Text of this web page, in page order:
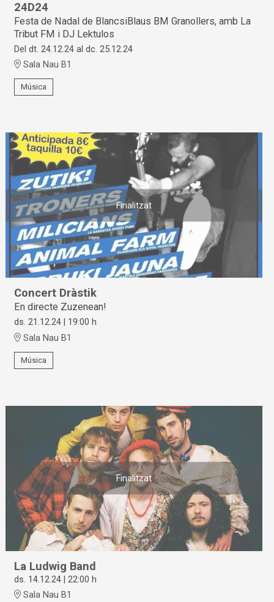
24D24
Festa de Nadal de BlancsiBlaus BM Granollers, amb La
Tribut FM i DJ Lektulos
Del dt. 24.12.24 al dc. 25.12.24
Sala Nau B1
Música
Finalitzat
Concert Dràstik
En directe Zuzenean!
ds. 21.12.24
19:00 h
Sala Nau B1
Música
Finalitzat
La Ludwig Band
ds. 14.12.24 |22:00 h
Sala Nau B1